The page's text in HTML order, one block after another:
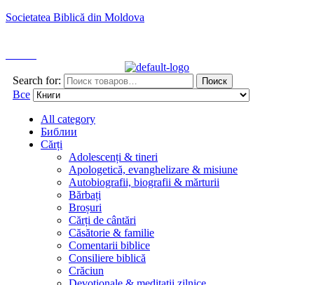
Societatea Biblică din Moldova
Search for: Поиск
Все
All category
Библии
Cărți
Adolescenți & tineri
Apologetică, evanghelizare & misiune
Autobiografii, biografii & mărturii
Bărbați
Broșuri
Cărți de cântări
Căsătorie & familie
Comentarii biblice
Consiliere biblică
Crăciun